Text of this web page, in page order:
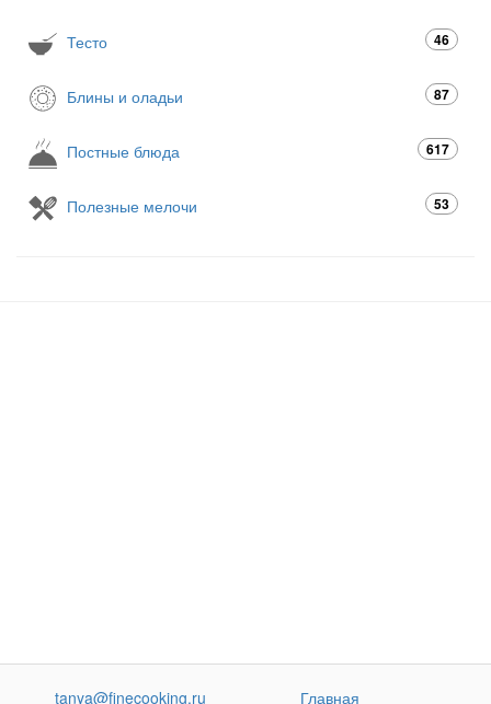
Тесто 46
Блины и оладьи 87
Постные блюда 617
Полезные мелочи 53
tanya@finecooking.ru Главная